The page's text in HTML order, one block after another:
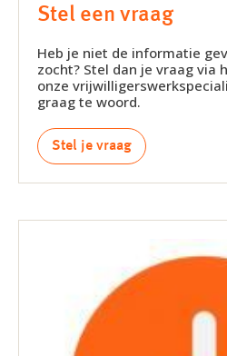
Stel een vraag
Heb je niet de informatie
zocht? Stel dan je vraag via
onze
graag te woord.
Stel je vraag